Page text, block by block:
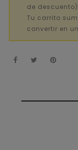
de
Tu carrito
convertir en